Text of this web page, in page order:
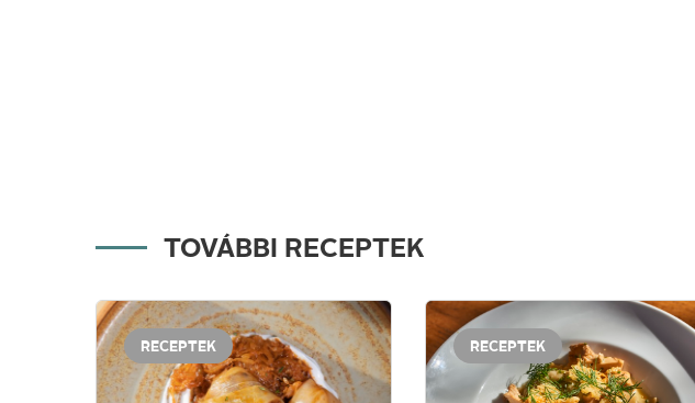
TOVÁBBI RECEPTEK
RECEPTEK RECEPTEK